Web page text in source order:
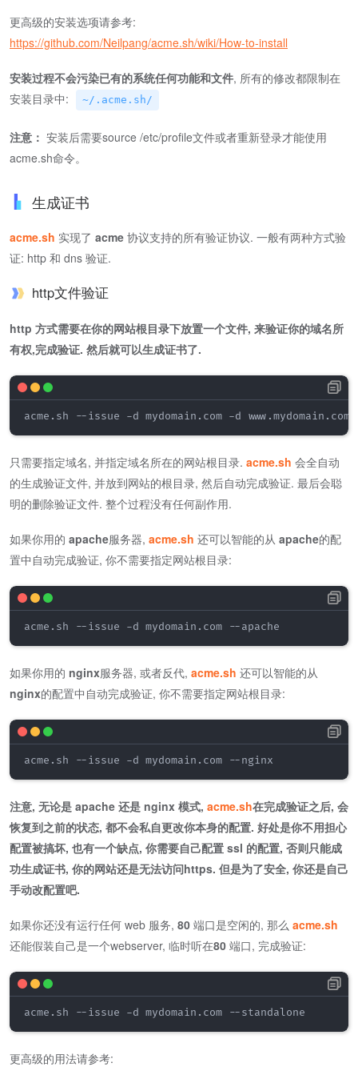
更高级的安装选项请参考:
https://github.com/Neilpang/acme.sh/wiki/How-to-install
安装过程不会污染已有的系统任何功能和文件, 所有的修改都限制在
安装目录中:
~/.acme.sh/
注意： 安装后需要source /etc/profile文件或者重新登录才能使用
acme.sh命令。
生成证书
acme.sh 实现了 acme 协议支持的所有验证协议. 一般有两种方式验
证: http 和 dns 验证.
http文件验证
http 方式需要在你的网站根目录下放置一个文件, 来验证你的域名所
有权,完成验证. 然后就可以生成证书了.
acme.sh --issue -d mydomain.com -d
只需要指定域名, 并指定域名所在的网站根目录. acme.sh 会全自动
的生成验证文件, 并放到网站的根目录, 然后自动完成验证. 最后会聪
明的删除验证文件. 整个过程没有任何副作用.
如果你用的 apache服务器, acme.sh 还可以智能的从 apache的配
置中自动完成验证, 你不需要指定网站根目录:
acme.sh --issue -d mydomain.com --apache
如果你用的 nginx服务器, 或者反代, acme.sh 还可以智能的从
nginx的配置中自动完成验证, 你不需要指定网站根目录:
acme.sh --issue -d mydomain.com --nginx
注意, 无论是 apache 还是 nginx 模式, acme.sh在完成验证之后, 会
恢复到之前的状态, 都不会私自更改你本身的配置. 好处是你不用担心
配置被搞坏, 也有一个缺点, 你需要自己配置 ssl 的配置, 否则只能成
功生成证书, 你的网站还是无法访问https. 但是为了安全, 你还是自己
手动改配置吧.
如果你还没有运行任何 web 服务, 80 端口是空闲的, 那么 acme.sh
还能假装自己是一个webserver, 临时听在80 端口, 完成验证:
acme.sh --issue -d mydomain.com --standalone
更高级的用法请参考: